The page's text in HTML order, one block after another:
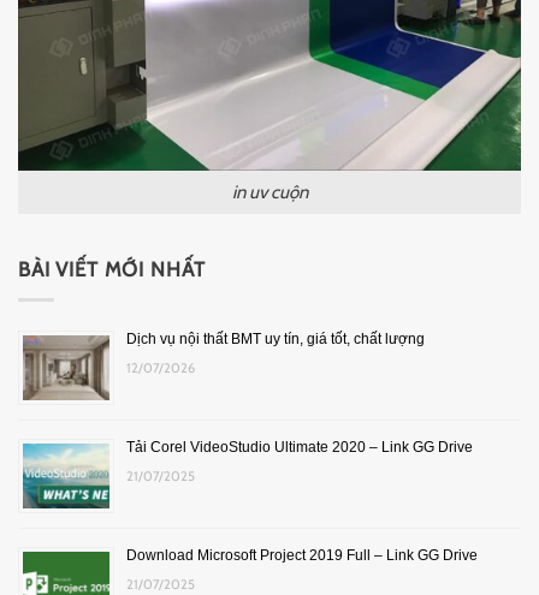
in uv cuộn
BÀI VIẾT MỚI NHẤT
Dịch vụ nội thất BMT uy tín, giá tốt, chất lượng
12/07/2026
Tải Corel VideoStudio Ultimate 2020 – Link GG Drive
21/07/2025
Download Microsoft Project 2019 Full – Link GG Drive
21/07/2025